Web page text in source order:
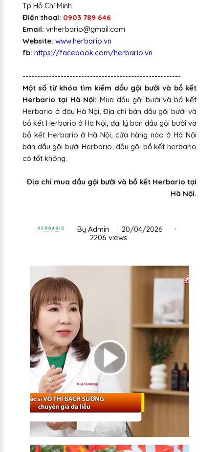
Tp Hồ Chí Minh
Điện thoại: 0903 789 646
Email: vnherbario@gmail.com
Website: www.herbario.vn
fb: https://facebook.com/herbario.vn
------------------------------------------------------
Một số từ khóa tìm kiếm dầu gội bưởi và bồ kết
Herbario tại Hà Nội: Mua dầu gội bưởi và bồ kết
Herbario ở đâu Hà Nội, Địa chỉ bán dầu gội bưởi và
bồ kết Herbario ở Hà Nội, đại lý bán dầu gội bưởi và
bồ kết Herbario ở Hà Nội, cửa hàng nào ở Hà Nội
bán dầu gội bưởi Herbario, dầu gội bồ kết herbario
có tốt không.
Địa chỉ mua dầu gội bưởi và bồ kết Herbario tại
Hà Nội.
By Admin
20/04/2026
2206 views